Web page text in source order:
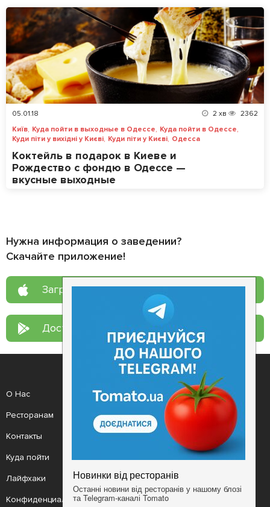
05.01.18 2 хв
2362
Київ, Куда пойти в выходные в Одессе, Куда пойти в Одессе,
Куди піти у вихідні у Києві, Куди піти у Києві, Одесса
Коктейль в подарок в Киеве и
Рождество с фондю в Одессе —
вкусные выходные
Нужна информация о заведении?
Скачайте приложение!
Загрузите в App Store
Доступно в Google Play
О Нас
Ресторанам
Контакты
Куда пойти
Лайфхаки
Конфиденциальность
Рецепт дня
Новости
Анонсы
Мобильное приложение
Условия